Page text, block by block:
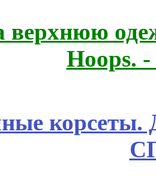
верхнюю
Hoops.
корсеты.